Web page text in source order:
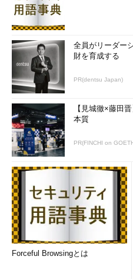
fc-match :lang=ja
（日本語環境のデフォルトフ
fc-match serif:lang=ja
（日本語環境でSerifを指定し
表示する）
画面2 さまざまな言語設定
確認したところ
全員がリーダー
財を育成する
PR(dentsu Japan)
【見城徹×藤田
本質
PR(FINCHI on
Forceful Browsingとは